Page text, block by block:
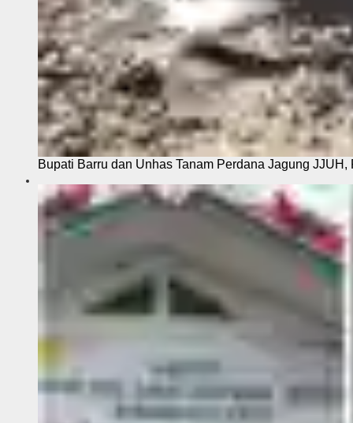
Bupati Barru dan Unhas Tanam Perdana Jagung